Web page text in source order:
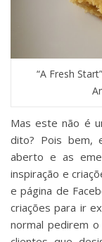
“A Fresh
Mas este não é
dito? Pois bem,
aberto e as
inspiração e
e página de
criações para ir
normal pedirem